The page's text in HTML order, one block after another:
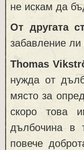
не искам да
От другата
забавление ли
Thomas
нужда от
място за
скоро това
дълбочина в
повече